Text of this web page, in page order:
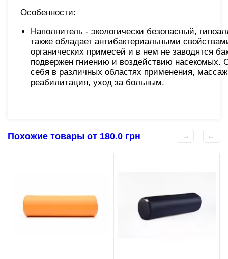
Особенности:
Наполнитель - экологически безопасный,
также обладает антибактериальными
органических примесей и в нем не заводятся
подвержен гниению и воздействию насекомых.
себя в различных областях применения,
реабилитация, уход за больным.
Похожие товары от 180.0 грн